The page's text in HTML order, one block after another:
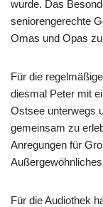
wurde. Das
seniorengerechte
Omas und Opas
Für die
diesmal Peter mit
Ostsee unterwegs
gemeinsam zu
Anregungen für
Für die Audiothek